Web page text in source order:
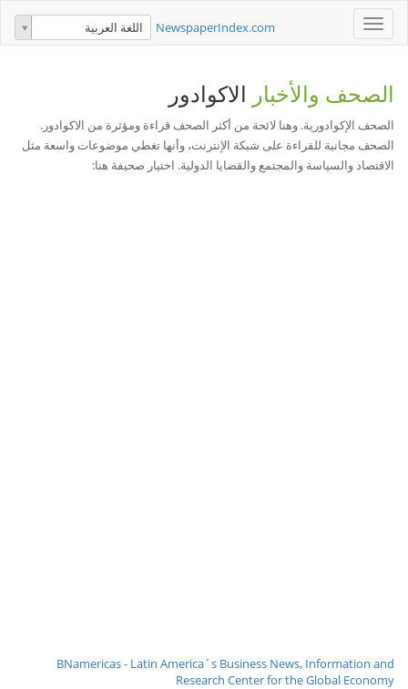
Toggle
navigation
NewspaperIndex.com اللغة العربية
الصحف والأخبار الاكوادور
الصحف الإكوادورية. وهنا لائحة من أكثر الصحف قراءة ومؤثرة من الاكوادور.
الصحف مجانية للقراءة على شبكة الإنترنت، وأنها تغطي موضوعات واسعة مثل
الاقتصاد والسياسة والمجتمع والقضايا الدولية. اختيار صحيفة هنا:
BNamericas - Latin America´s Business News, Information and
Research Center for the Global Economy